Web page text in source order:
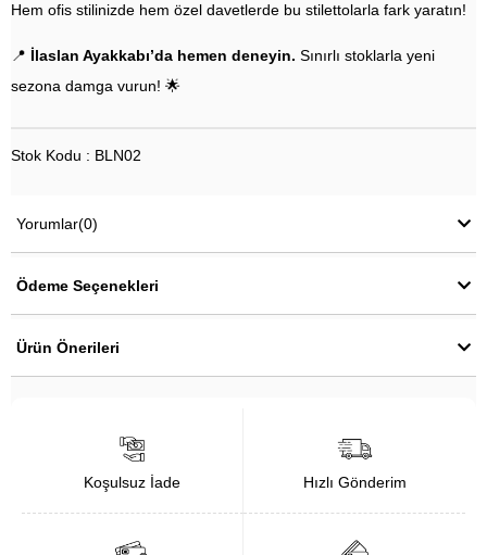
Hem ofis stilinizde hem özel davetlerde bu stilettolarla fark yaratın!
📍 İlaslan Ayakkabı’da hemen deneyin. Sınırlı stoklarla yeni
sezona damga vurun! 🌟
Stok Kodu : BLN02
Yorumlar(0)
Ödeme Seçenekleri
Ürün Önerileri
Koşulsuz İade Hızlı Gönderim